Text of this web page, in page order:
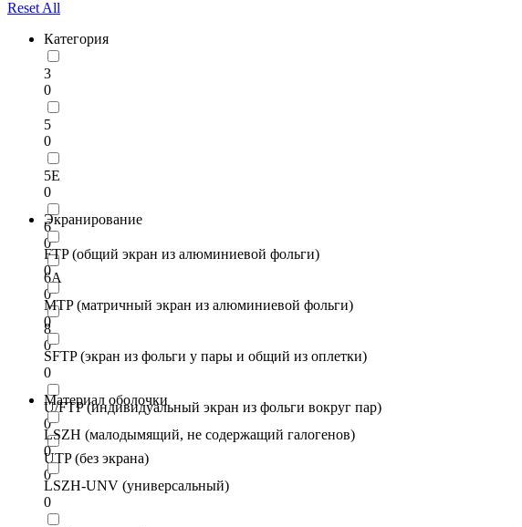
Reset All
Категория
3
0
5
0
5E
0
6
0
6A
0
8
0
Экранирование
FTP (общий экран из алюминиевой фольги)
0
MTP (матричный экран из алюминиевой фольги)
0
SFTP (экран из фольги у пары и общий из оплетки)
0
U/FTP (индивидуальный экран из фольги вокруг пар)
0
UTP (без экрана)
0
Материал оболочки
LSZH (малодымящий, не содержащий галогенов)
0
LSZH-UNV (универсальный)
0